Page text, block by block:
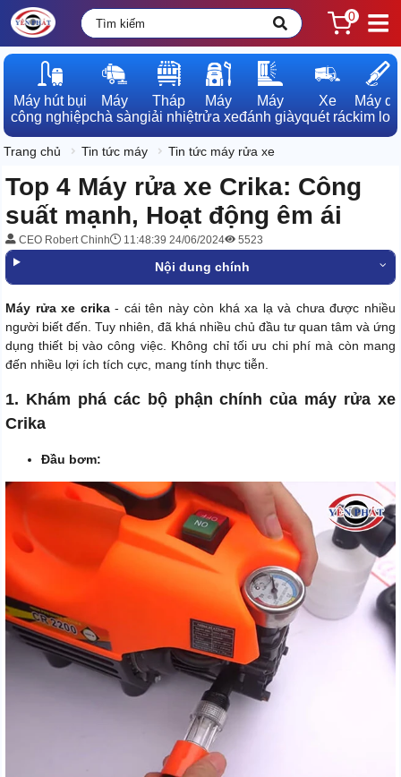
0
Máy hút bụi
công nghiệp
Máy
chà sàn
Tháp
giải nhiệt
Máy
rửa xe
Máy
đánh giày
Xe
quét rác
Máy dò
kim loại
Trang chủ Tin tức máy Tin tức máy rửa xe
Top 4 Máy rửa xe Crika: Công
suất mạnh, Hoạt động êm ái
CEO Robert Chinh 11:48:39 24/06/2024 5523
Nội dung chính
Máy rửa xe crika- cái tên này còn khá xa lạ và chưa được nhiều
người biết đến. Tuy nhiên, đã khá nhiều chủ đầu tư quan tâm và ứng
dụng thiết bị vào công việc. Không chỉ tối ưu chi phí mà còn mang
đến nhiều lợi ích tích cực, mang tính thực tiễn.
1. Khám phá các bộ phận chính của máy rửa xe
Crika
Đầu bơm: